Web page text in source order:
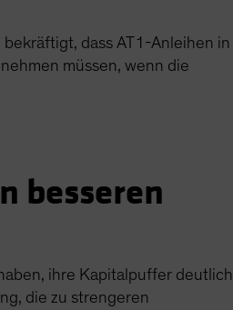
dass AT1-Anleihen in
müssen, wenn die
besseren
ihre Kapitalpuffer deutlich
die zu strengeren